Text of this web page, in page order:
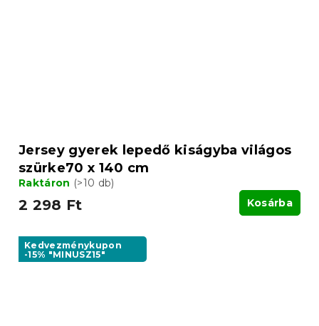
Jersey gyerek lepedő kiságyba világos
szürke70 x 140 cm
Raktáron (>10 db)
2 298 Ft Kosárba
Kedvezménykupon
-15% "MINUSZ15"